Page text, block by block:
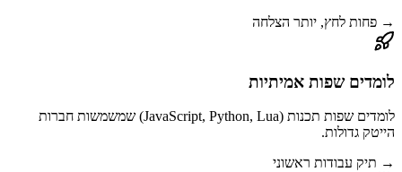
→ פחות לחץ, יותר הצלחה
לומדים שפות אמיתיות
לומדים שפות תכנות (JavaScript, Python, Lua) שמשמשות חברות
הייטק גדולות.
→ תיק עבודות ראשוני